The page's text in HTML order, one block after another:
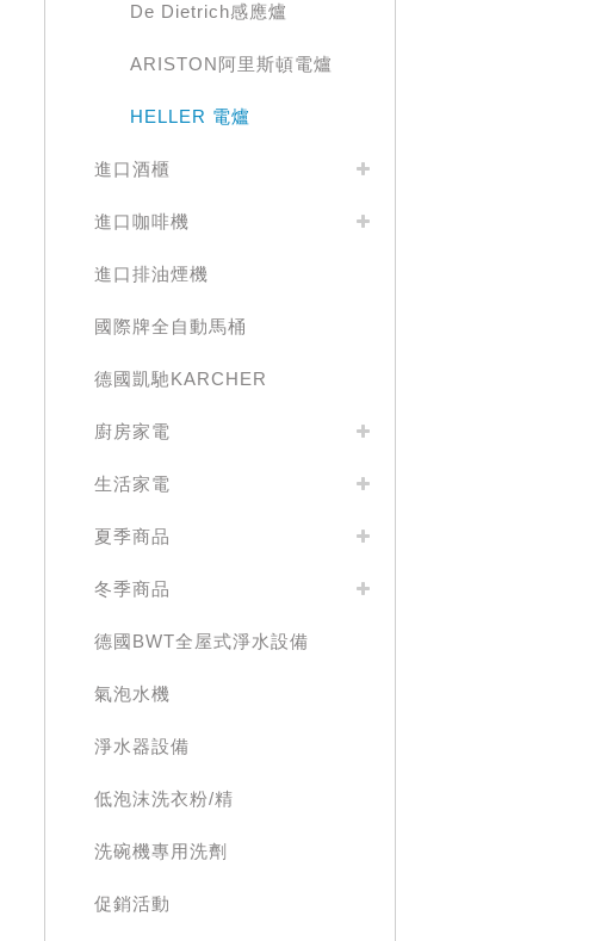
De Dietrich感應爐
ARISTON阿里斯頓電爐
HELLER 電爐
進口酒櫃
進口咖啡機
進口排油煙機
國際牌全自動馬桶
德國凱馳KARCHER
廚房家電
生活家電
夏季商品
冬季商品
德國BWT全屋式淨水設備
氣泡水機
淨水器設備
低泡沫洗衣粉/精
洗碗機專用洗劑
促銷活動